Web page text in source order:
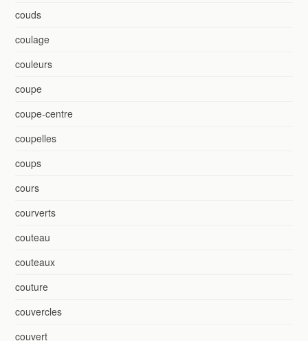
couds
coulage
couleurs
coupe
coupe-centre
coupelles
coups
cours
courverts
couteau
couteaux
couture
couvercles
couvert